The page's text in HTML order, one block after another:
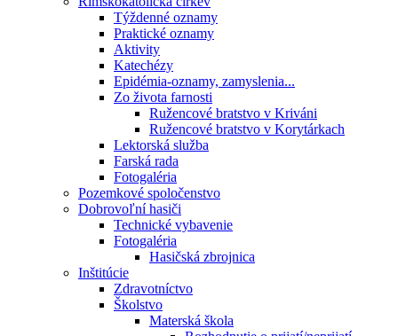
Týždenné oznamy
Praktické oznamy
Aktivity
Katechézy
Epidémia-oznamy, zamyslenia...
Zo života farnosti
Ružencové bratstvo v Kriváni
Ružencové bratstvo v Korytárkach
Lektorská služba
Farská rada
Fotogaléria
Pozemkové spoločenstvo
Dobrovoľní hasiči
Technické vybavenie
Fotogaléria
Hasičská zbrojnica
Inštitúcie
Zdravotníctvo
Školstvo
Materská škola